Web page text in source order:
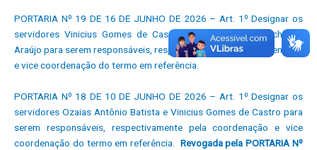
PORTARIA Nº 19 DE 16 DE JUNHO DE 2026 – Art. 1º Designar os
servidores Vinicius Gomes de Castro e Fádyla Késsia Rocha de
Araújo para serem responsáveis, respectivamente pela coordenação
e vice coordenação do termo em referência.
PORTARIA Nº 18 DE 10 DE JUNHO DE 2026 – Art. 1º Designar os
servidores Ozaias Antônio Batista e Vinicius Gomes de Castro para
serem responsáveis, respectivamente pela coordenação e vice
coordenação do termo em referência.
Revogada pela PORTARIA Nº